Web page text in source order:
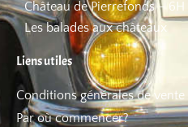
Château de Pierrefonds – 6H
Les balades aux châteaux
Liens utiles
Conditions générales de vente
Par où commencer?